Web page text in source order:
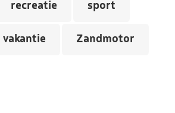
recreatie sport
vakantie Zandmotor